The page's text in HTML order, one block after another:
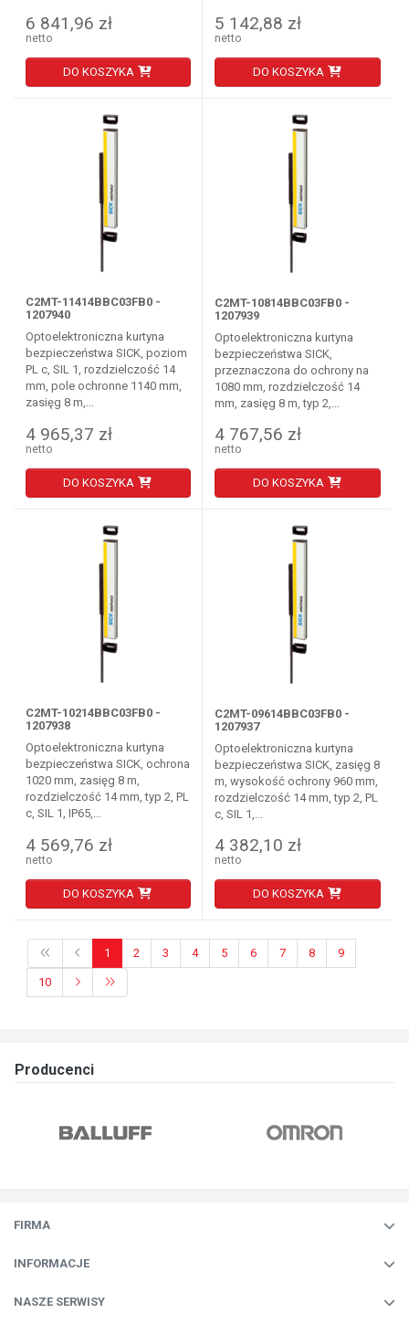
6 841,96 zł
netto
DO KOSZYKA
5 142,88 zł
netto
DO KOSZYKA
C2MT-11414BBC03FB0 -
1207940
Optoelektroniczna kurtyna
bezpieczeństwa SICK, poziom
PL c, SIL 1, rozdzielczość 14
mm, pole ochronne 1140 mm,
zasięg 8 m,...
4 965,37 zł
netto
DO KOSZYKA
C2MT-10814BBC03FB0 -
1207939
Optoelektroniczna kurtyna
bezpieczeństwa SICK,
przeznaczona do ochrony na
1080 mm, rozdzielczość 14
mm, zasięg 8 m, typ 2,...
4 767,56 zł
netto
DO KOSZYKA
C2MT-10214BBC03FB0 -
1207938
Optoelektroniczna kurtyna
bezpieczeństwa SICK, ochrona
1020 mm, zasięg 8 m,
rozdzielczość 14 mm, typ 2, PL
c, SIL 1, IP65,...
4 569,76 zł
netto
DO KOSZYKA
C2MT-09614BBC03FB0 -
1207937
Optoelektroniczna kurtyna
bezpieczeństwa SICK, zasięg 8
m, wysokość ochrony 960 mm,
rozdzielczość 14 mm, typ 2, PL
c, SIL 1,...
4 382,10 zł
netto
DO KOSZYKA
1 2 3 4 5 6 7 8 9
10
Producenci
FIRMA
INFORMACJE
NASZE SERWISY